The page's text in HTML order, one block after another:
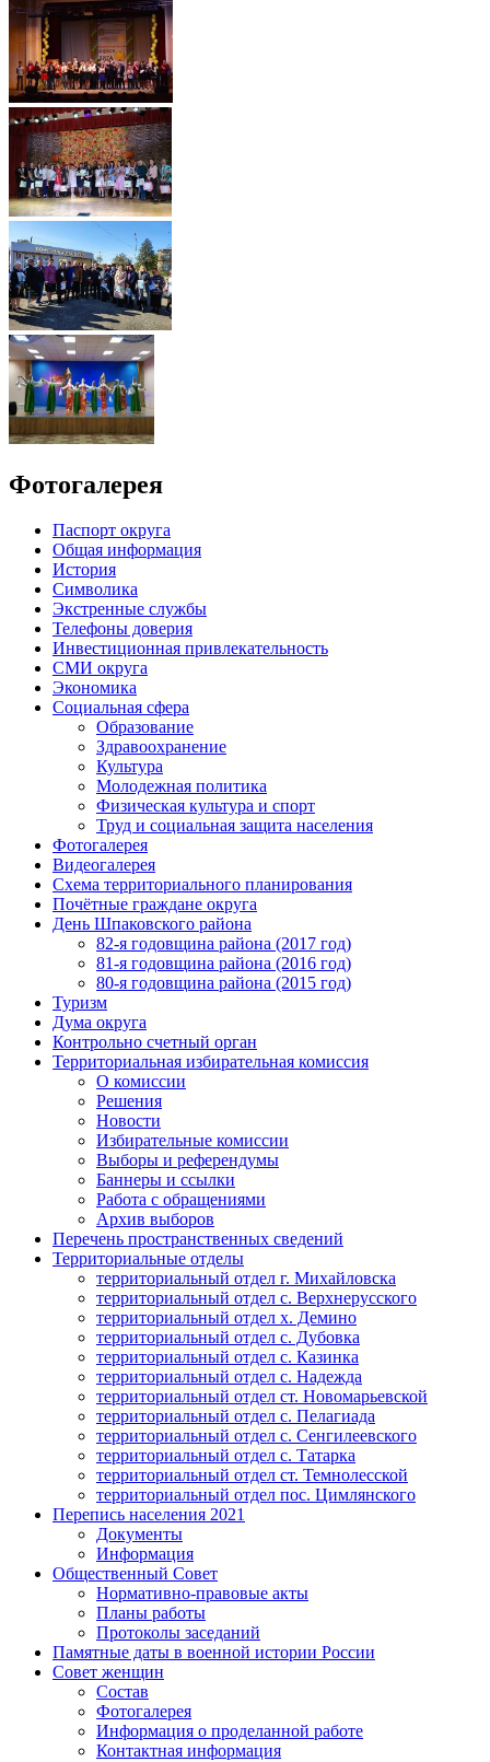
Фотогалерея
Паспорт округа
Общая информация
История
Символика
Экстренные службы
Телефоны доверия
Инвестиционная привлекательность
СМИ округа
Экономика
Социальная сфера
Образование
Здравоохранение
Культура
Молодежная политика
Физическая культура и спорт
Труд и социальная защита населения
Фотогалерея
Видеогалерея
Схема территориального планирования
Почётные граждане округа
День Шпаковского района
82-я годовщина района (2017 год)
81-я годовщина района (2016 год)
80-я годовщина района (2015 год)
Туризм
Дума округа
Контрольно счетный орган
Территориальная избирательная комиссия
О комиссии
Решения
Новости
Избирательные комиссии
Выборы и референдумы
Баннеры и ссылки
Работа с обращениями
Архив выборов
Перечень пространственных сведений
Территориальные отделы
территориальный отдел г. Михайловска
территориальный отдел с. Верхнерусского
территориальный отдел х. Демино
территориальный отдел с. Дубовка
территориальный отдел с. Казинка
территориальный отдел с. Надежда
территориальный отдел ст. Новомарьевской
территориальный отдел с. Пелагиада
территориальный отдел с. Сенгилеевского
территориальный отдел с. Татарка
территориальный отдел ст. Темнолесской
территориальный отдел пос. Цимлянского
Перепись населения 2021
Документы
Информация
Общественный Совет
Нормативно-правовые акты
Планы работы
Протоколы заседаний
Памятные даты в военной истории России
Совет женщин
Состав
Фотогалерея
Информация о проделанной работе
Контактная информация